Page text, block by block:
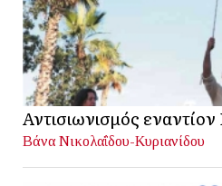
Αντισιωνισμός
Βάνα Νικολαΐδου-Κυριανίδου